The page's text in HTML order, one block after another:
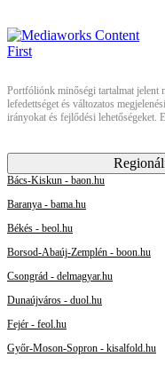
Portfóliónk minőségi tartalmat jelent
lefedettséget és változatos
irányokat és fejlődési lehetőségeket.
Bács-Kiskun - baon.hu
Baranya - bama.hu
Békés - beol.hu
Borsod-Abaúj-Zemplén - boon.hu
Csongrád - delmagyar.hu
Dunaújváros - duol.hu
Fejér - feol.hu
Győr-Moson-Sopron - kisalfold.hu